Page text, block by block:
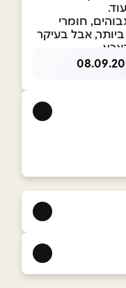
חומרי
אבל בעיקר